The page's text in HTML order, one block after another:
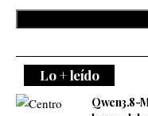
Lo + leído
Qwen3.8-